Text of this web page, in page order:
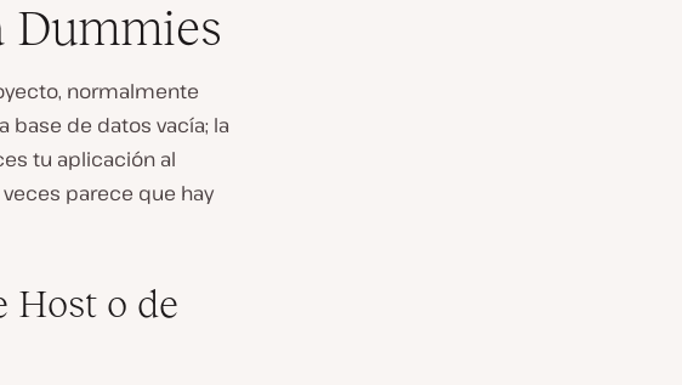
Dummies
normalmente
base de datos vacía; la
tu aplicación al
parece que hay
Host o de